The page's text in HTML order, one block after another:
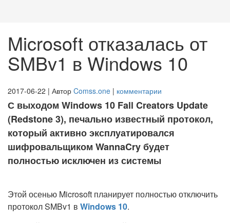
Microsoft отказалась от
SMBv1 в Windows 10
2017-06-22 | Автор Comss.one | комментарии
С выходом Windows 10 Fall Creators Update
(Redstone 3), печально известный протокол,
который активно эксплуатировался
шифровальщиком WannaCry будет
полностью исключен из системы
Этой осенью Microsoft планирует полностью отключить
протокол SMBv1 в Windows 10.